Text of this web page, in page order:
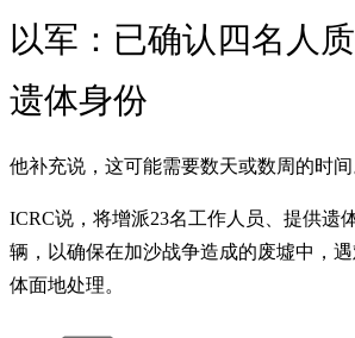
以军：已确认四名人质
遗体身份
他补充说，这可能需要数天或数周的时间
ICRC说，将增派23名工作人员、提供遗
辆，以确保在加沙战争造成的废墟中，
体面地处理。